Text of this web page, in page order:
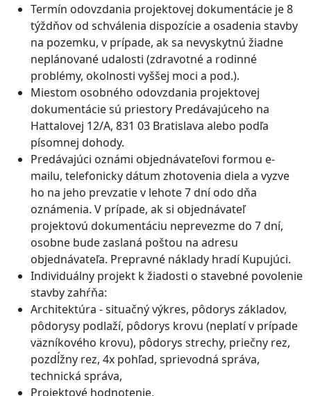
Termín odovzdania projektovej dokumentácie je 8
týždňov od schválenia dispozície a osadenia stavby
na pozemku, v prípade, ak sa nevyskytnú žiadne
neplánované udalosti (zdravotné a rodinné
problémy, okolnosti vyššej moci a pod.).
Miestom osobného odovzdania projektovej
dokumentácie sú priestory Predávajúceho na
Hattalovej 12/A, 831 03 Bratislava alebo podľa
písomnej dohody.
Predávajúci oznámi objednávateľovi formou e-
mailu, telefonicky dátum zhotovenia diela a vyzve
ho na jeho prevzatie v lehote 7 dní odo dňa
oznámenia. V prípade, ak si objednávateľ
projektovú dokumentáciu neprevezme do 7 dní,
osobne bude zaslaná poštou na adresu
objednávateľa. Prepravné náklady hradí Kupujúci.
Individuálny projekt k žiadosti o stavebné povolenie
stavby zahŕňa:
Architektúra - situačný výkres, pôdorys základov,
pôdorysy podlaží, pôdorys krovu (neplatí v prípade
väzníkového krovu), pôdorys strechy, priečny rez,
pozdĺžny rez, 4x pohľad, sprievodná správa,
technická správa,
Projektové hodnotenie,